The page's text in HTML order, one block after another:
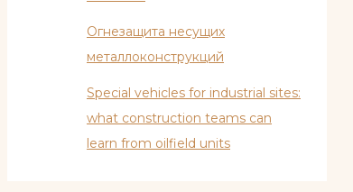
Огнезащита несущих
металлоконструкций
Special vehicles for industrial sites:
what construction teams can
learn from oilfield units